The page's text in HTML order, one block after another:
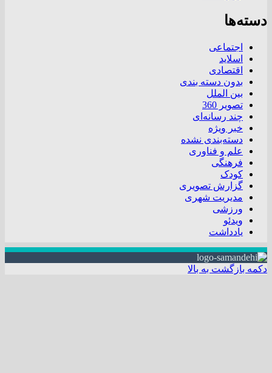
دسته‌ها
اجتماعی
اسلاید
اقتصادی
بدون دسته بندی
بین الملل
تصویر 360
چند رسانه‌ای
خبر ویژه
دسته‌بندی نشده
علم و فناوری
فرهنگی
کودک
گزارش تصویری
مدیریت شهری
ورزشی
ویدئو
یادداشت
دکمه بازگشت به بالا